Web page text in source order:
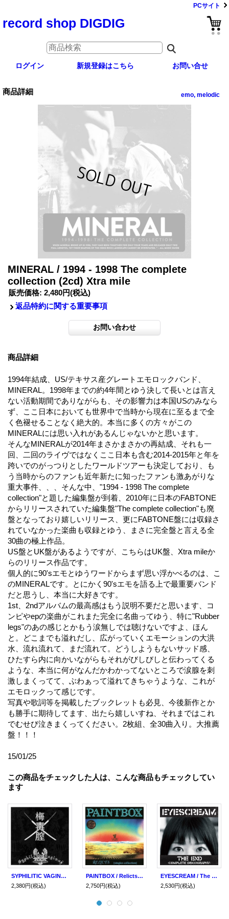
PCサイト
record shop DIGDIG
ログイン 新規登録はこちら お問い合せ
商品詳細 emo, melodic
MINERAL / 1994 - 1998 The complete
collection (2cd) Xtra mile
販売価格: 2,480円(税込)
返品特約に関する重要事項
商品詳細
1994年結成、US/テキサス産グレートエモロックバンド、
MINERAL。1998年までの約4年間とゆう決して長いとは言え
ない活動期間でありながらも、その影響力は本国USのみなら
ず、ここ日本においても世界中で当時から現在に至るまで全
く色褪せることなく絶大的。本当に多くの方々がこの
MINERALには思い入れがあるんじゃないかと思います。
そんなMINERALが2014年まさかまさかの再結成、それも一
回、二回のライヴではなくここ日本も含む2014-2015年と年を
跨いでのがっつりとしたワールドツアーも決定しており、も
う当時からのファンも近年新たに知ったファンも激あがりな
重大事件、、、そんな中、"1994 - 1998 The complete
collection"と題した編集盤が到着、2010年に日本のFABTONE
からリリースされていた編集盤"The complete collection"も廃
盤となっており嬉しいリリース、更にFABTONE盤には収録さ
れていなかった楽曲も収録とゆう、まさに完全盤と言える全
30曲の極上作品。
US盤とUK盤があるようですが、こちらはUK盤、Xtra mileか
らのリリース作品です。
個人的に90'sエモとゆうワードからまず思い浮かべるのは、こ
のMINERALです。とにかく90'sエモを語る上で最重要バンド
だと思うし、本当に大好きです。
1st、2ndアルバムの最高感はもう説明不要だと思います、コ
ンピやepの楽曲がこれまた完全に名曲ってゆう、特に"Rubber
legs"のあの感じとかもう涙無しでは聴けないですよ、ほん
と。どこまでも溢れだし、広がっていくエモーションの大洪
水、流れ流れて、まだ流れて。どうしようもないサッド感、
ひたすら内に向かいながらもそれがびしびしと伝わってくる
ような、本当に何がなんだかわかってないところで涙腺を刺
激しまくってて、ぶわぁって溢れてきちゃうような、これが
エモロックって感じです。
写真や歌詞等を掲載したブックレットも必見、今後新作とか
も勝手に期待してます、出たら嬉しいすね、それまではこれ
でむせび泣きまくってください。2枚組、全30曲入り。大推薦
盤！！！
15/01/25
この商品をチェックした人は、こんな商品もチェックしてい
ます
SYPHILITIC VAGINAS / Complete studio collection (cd) Rescued from life
2,380円(税込)
PAINTBOX / Relicts -single collection- (cd) Break the records
2,750円(税込)
EYESCREAM / The end -complete discography- (cd) Break the records
2,530円(税込)